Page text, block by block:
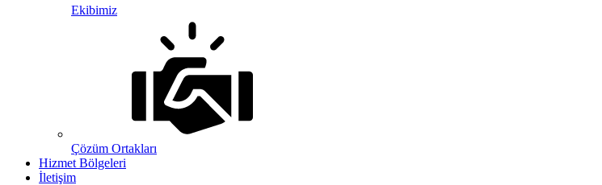
Ekibimiz
Çözüm Ortakları
Hizmet Bölgeleri
İletişim